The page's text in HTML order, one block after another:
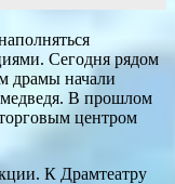
Сегодня рядом
драмы начали
медведя. В прошлом
центром
К Драмтеатру